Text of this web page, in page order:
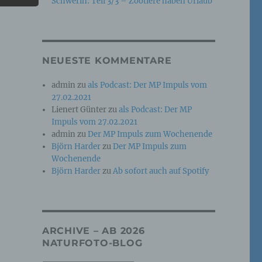
NEUESTE KOMMENTARE
admin zuals Podcast: Der MP Impuls vom
27.02.2021
Lienert Günterzuals Podcast: Der MP
Impuls vom 27.02.2021
admin zuDer MP Impuls zum Wochenende
Björn HarderzuDer MP Impuls zum
Wochenende
Björn HarderzuAb sofort auch auf Spotify
ARCHIVE – AB 2026
NATURFOTO-BLOG